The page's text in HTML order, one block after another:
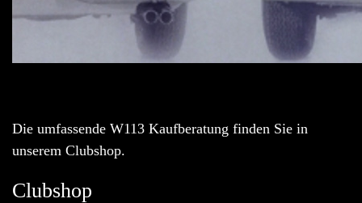
Die umfassende W113 Kaufberatung finden Sie in
unserem Clubshop.
Clubshop